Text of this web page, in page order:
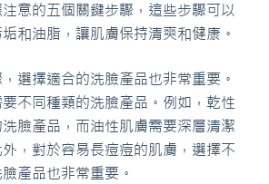
意的五個關鍵步驟，這些步驟可以
和油脂，讓肌膚保持清爽和健康。
選擇適合的洗臉產品也非常重要。
不同種類的洗臉產品。例如，乾性
臉產品，而油性肌膚需要深層清潔
，對於容易長痘痘的肌膚，選擇不
產品也非常重要。